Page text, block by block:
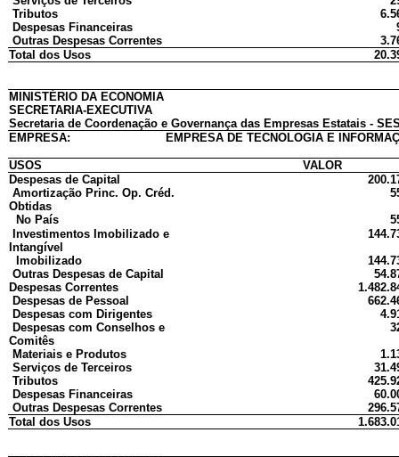
Tributos
Despesas Financeiras
Outras Despesas Correntes
Total dos Usos
MINISTÉRIO DA ECONOMIA
SECRETARIA-EXECUTIVA
Secretaria de Coordenação e Governança das Empresas Estatais -
EMPRESA:
EMPRESA DE TECNOLOGIA E
USOS
VALOR
Despesas de Capital
Amortização Princ. Op. Créd.
Obtidas
No País
Investimentos Imobilizado e
Intangível
Imobilizado
Outras Despesas de Capital
Despesas Correntes
Despesas de Pessoal
Despesas com Dirigentes
Despesas com Conselhos e
Comitês
Materiais e Produtos
Serviços de Terceiros
Tributos
Despesas Financeiras
Outras Despesas Correntes
Total dos Usos